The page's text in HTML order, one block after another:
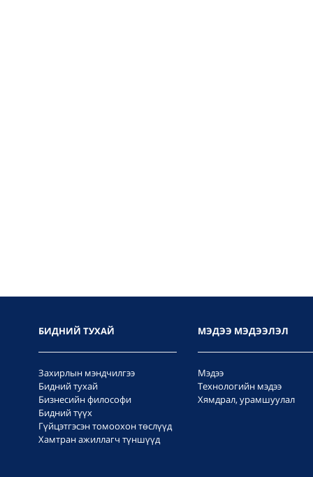
БИДНИЙ ТУХАЙ
Захирлын мэндчилгээ
Бидний тухай
Бизнесийн философи
Бидний түүх
Гүйцэтгэсэн томоохон төслүүд
Хамтран ажиллагч түншүүд
МЭДЭЭ МЭДЭЭЛЭЛ
Мэдээ
Технологийн мэдээ
Хямдрал, урамшуулал